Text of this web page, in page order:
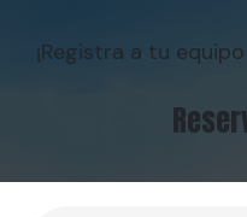
¡Registra a tu